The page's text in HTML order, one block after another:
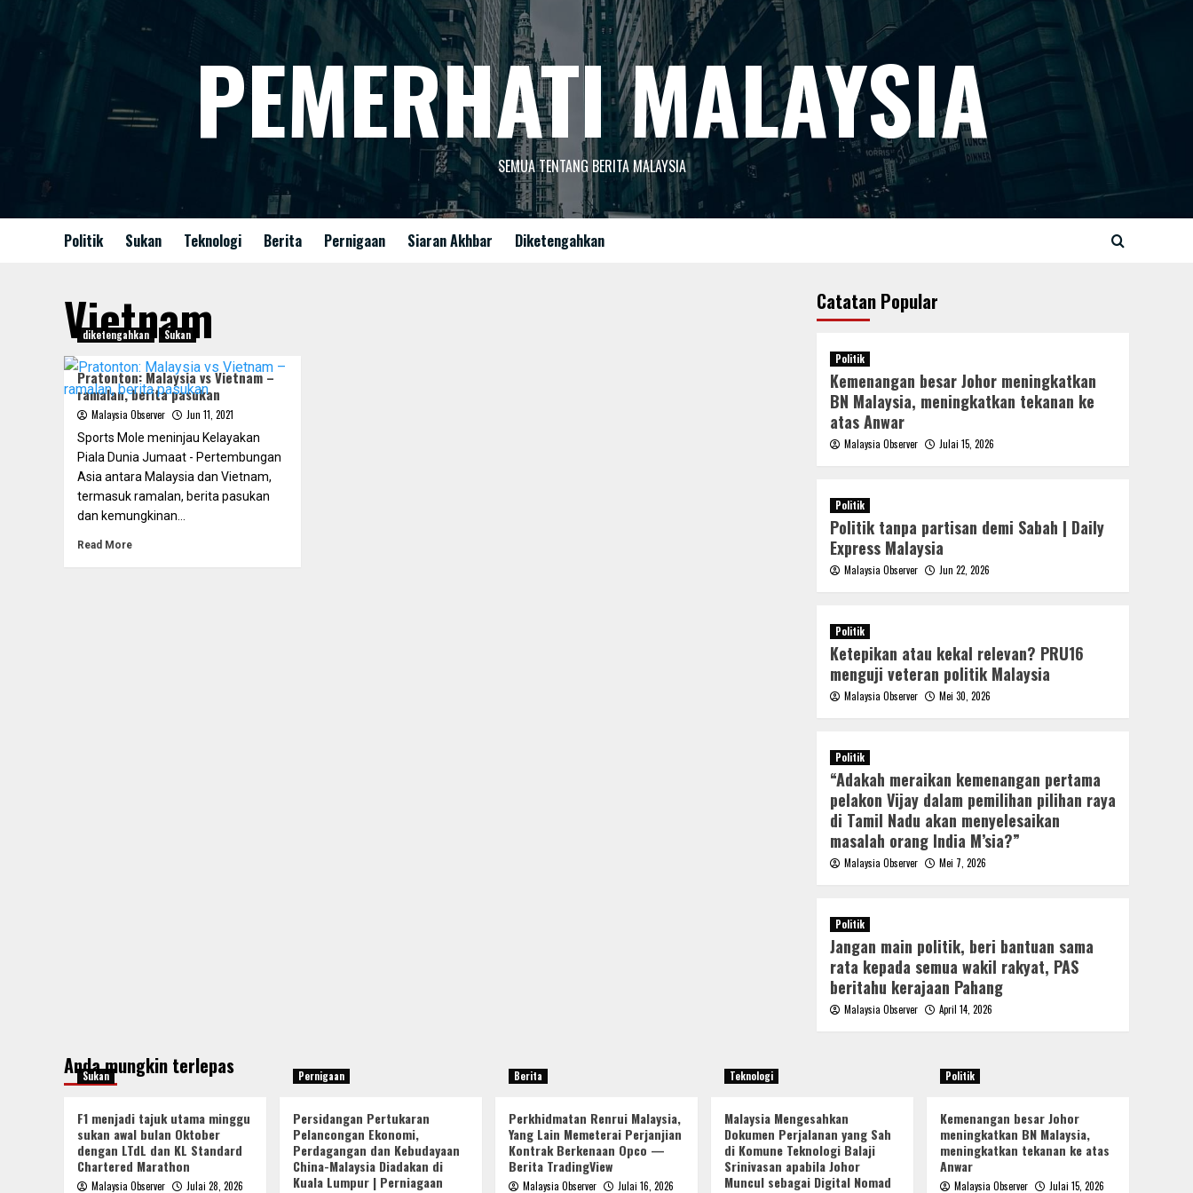
content
PEMERHATI MALAYSIA
SEMUA TENTANG BERITA MALAYSIA
Politik Sukan Teknologi Berita Pernigaan Siaran Akhbar Diketengahkan
Vietnam
diketengahkan Sukan
Pratonton: Malaysia vs Vietnam –
ramalan, berita pasukan
Malaysia Observer
Jun 11, 2021
Sports Mole meninjau Kelayakan
Piala Dunia Jumaat - Pertembungan
Asia antara Malaysia dan Vietnam,
termasuk ramalan, berita pasukan
dan kemungkinan...
Read More
Catatan Popular
Politik
Kemenangan besar Johor meningkatkan
BN Malaysia, meningkatkan tekanan ke
atas Anwar
Malaysia Observer Julai 15, 2026
Politik
Politik tanpa partisan demi Sabah | Daily
Express Malaysia
Malaysia Observer Jun 22, 2026
Politik
Ketepikan atau kekal relevan? PRU16
menguji veteran politik Malaysia
Malaysia Observer Mei 30, 2026
Politik
“Adakah meraikan kemenangan pertama
pelakon Vijay dalam pemilihan pilihan raya
di Tamil Nadu akan menyelesaikan
masalah orang India M’sia?”
Malaysia Observer Mei 7, 2026
Politik
Jangan main politik, beri bantuan sama
rata kepada semua wakil rakyat, PAS
beritahu kerajaan Pahang
Malaysia Observer April 14, 2026
Anda mungkin terlepas
Sukan
F1 menjadi tajuk utama minggu
sukan awal bulan Oktober
dengan LTdL dan KL Standard
Chartered Marathon
Malaysia Observer Julai 28, 2026
Pernigaan
Persidangan Pertukaran
Pelancongan Ekonomi,
Perdagangan dan Kebudayaan
China-Malaysia Diadakan di
Kuala Lumpur | Perniagaan
Berita
Perkhidmatan Renrui Malaysia,
Yang Lain Memeterai Perjanjian
Kontrak Berkenaan Opco —
Berita TradingView
Malaysia Observer Julai 16, 2026
Teknologi
Malaysia Mengesahkan
Dokumen Perjalanan yang Sah
di Komune Teknologi Balaji
Srinivasan apabila Johor
Muncul sebagai Digital Nomad
Politik
Kemenangan besar Johor
meningkatkan BN Malaysia,
meningkatkan tekanan ke atas
Anwar
Malaysia Observer Julai 15, 2026